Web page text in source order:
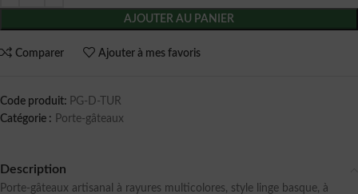
AJOUTER AU PANIER
Comparer Ajouter à mes favoris
Code produit: PG-D-TUR
Catégorie : Porte-gâteaux
Description
Porte-gâteaux artisanal à rayures multicolores, style linge basque, à